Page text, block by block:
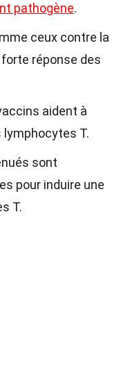
pathogène.
ceux contre la
forte réponse des
aident à
lymphocytes T.
sont
pour induire une
T.